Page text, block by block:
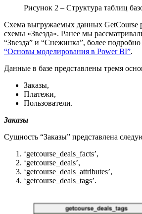
Рисунок 2 – Структура таблиц
Схема выгружаемых данных GetCourse
схемы «Звезда». Ранее мы
“Звезда” и “Снежинка”, более
“Основы моделирования в Power BI”.
Данные в базе представлены тремя
Заказы,
Платежи,
Пользователи.
Заказы
Сущность “Заказы” представлена
‘getcourse_deals_facts’,
‘getcourse_deals’,
‘getcourse_deals_attributes’,
‘getcourse_deals_tags’.